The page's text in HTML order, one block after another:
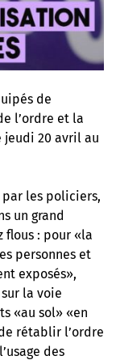
de
l’ordre et la
20 avril au
les policiers,
un grand
flous : pour «la
personnes et
exposés»,
la voie
«au sol» «en
rétablir l’ordre
des